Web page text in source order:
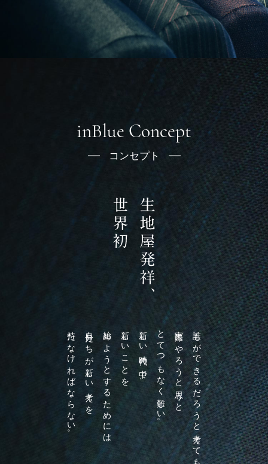
inBlue Concept
コンセプト
誰もができるだろうと考えても
実際にやろうと思うと
とてつもなく難しい。
新しい時代の中で、
新しいことを
始めようとするためには
自分たちが新しい考えを
持たなければならない。